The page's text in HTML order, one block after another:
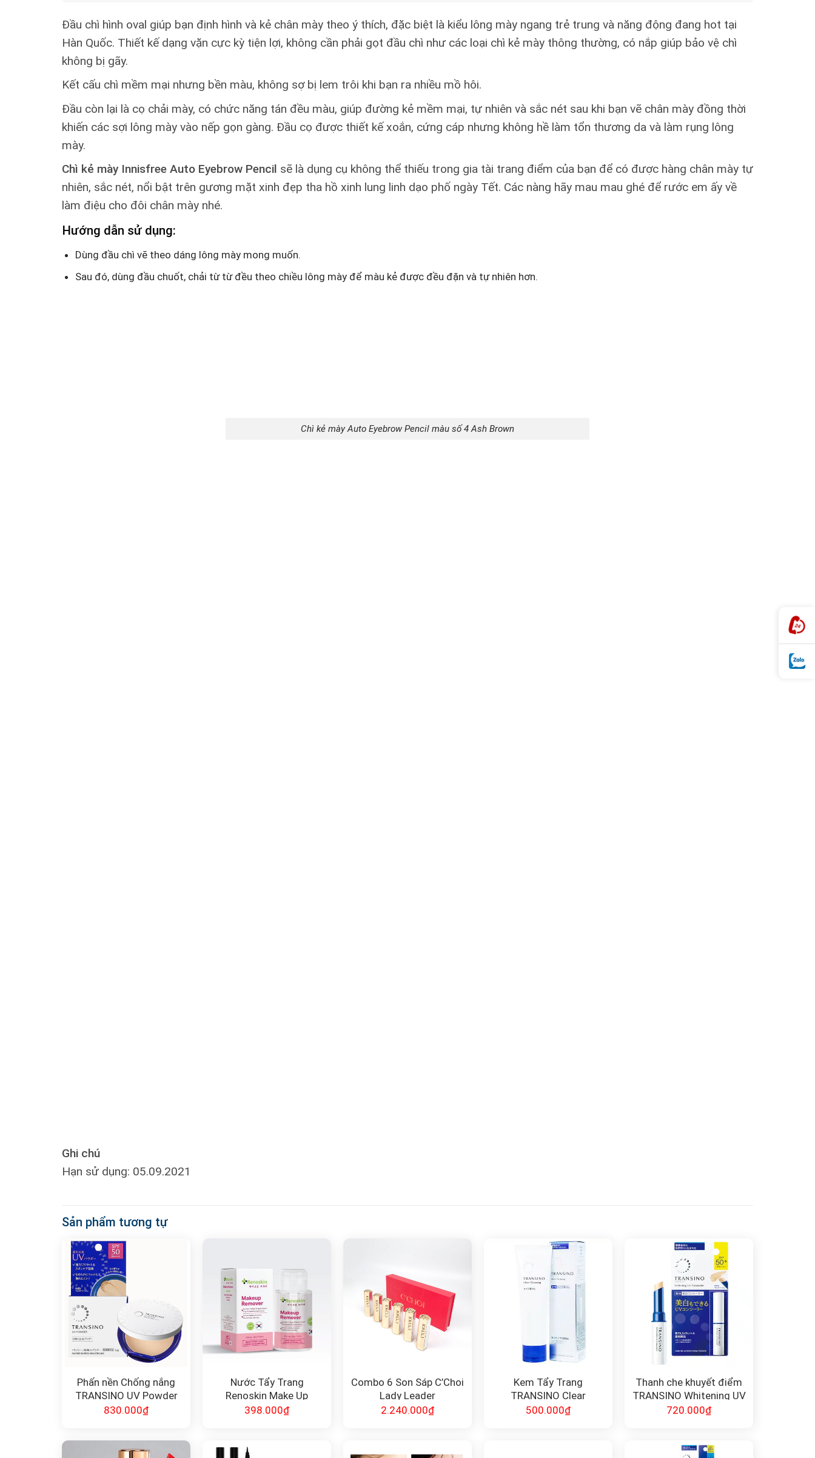
Đầu chì hình oval giúp bạn định hình và kẻ chân mày theo ý thích, đặc biệt là kiểu lông mày ngang trẻ trung và năng động đang hot tại
Hàn Quốc. Thiết kế dạng vặn cực kỳ tiện lợi, không cần phải gọt đầu chì như các loại chì kẻ mày thông thường, có nắp giúp bảo vệ chì
không bị gãy.
Kết cấu chì mềm mại nhưng bền màu, không sợ bị lem trôi khi bạn ra nhiều mồ hôi.
Đầu còn lại là cọ chải mày, có chức năng tán đều màu, giúp đường kẻ mềm mại, tự nhiên và sắc nét sau khi bạn vẽ chân mày đồng thời
khiến các sợi lông mày vào nếp gọn gàng. Đầu cọ được thiết kế xoắn, cứng cáp nhưng không hề làm tổn thương da và làm rụng lông
mày.
Chì kẻ mày Innisfree Auto Eyebrow Pencil sẽ là dụng cụ không thể thiếu trong gia tài trang điểm của bạn để có được hàng chân mày tự
nhiên, sắc nét, nổi bật trên gương mặt xinh đẹp tha hồ xinh lung linh dạo phố ngày Tết. Các nàng hãy mau mau ghé để rước em ấy về
làm điệu cho đôi chân mày nhé.
Hướng dẫn sử dụng:
Dùng đầu chì vẽ theo dáng lông mày mong muốn.
Sau đó, dùng đầu chuốt, chải từ từ đều theo chiều lông mày để màu kẻ được đều đặn và tự nhiên hơn.
Chì kẻ mày Auto Eyebrow Pencil màu số 4 Ash Brown
Ghi chú
Hạn sử dụng: 05.09.2021
Sản phẩm tương tự
Phấn nền Chống nắng
TRANSINO UV Powder
SPF 50+ 12g
830.000₫
Nước Tẩy Trang
Renoskin Make Up
Remover Hàn Quốc
398.000₫
Combo 6 Son Sáp C’Choi
Lady Leader
2.240.000₫
Kem Tẩy Trang
TRANSINO Clear
Cleansing 120g
500.000₫
Thanh che khuyết điểm
TRANSINO Whitening UV
Concealer (2.5g) chống
720.000₫